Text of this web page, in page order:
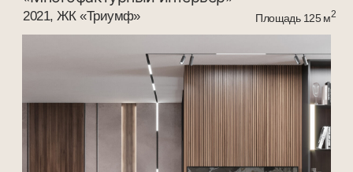
«Волшебство пастельных форм»